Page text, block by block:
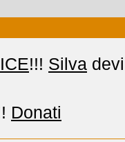
!!! Silva
Donati